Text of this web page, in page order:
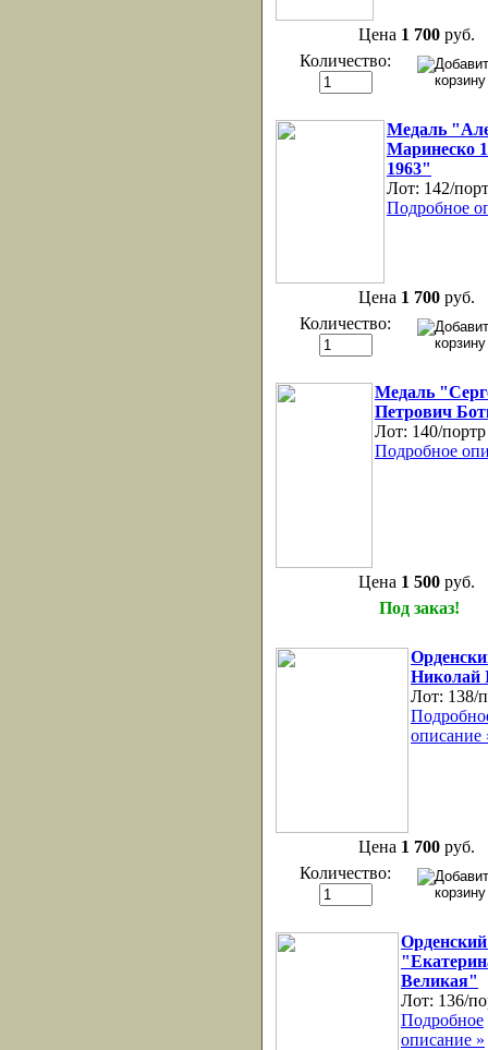
Цена 1 700 руб.
Количество:
Медаль
Маринеско
1963"
Лот: 142/порт
Подробное
Цена 1 700 руб.
Количество:
Медаль
Петрович
Лот: 140/портр
Подробное
Цена 1 500 руб.
Под заказ!
Николай
Лот: 138/
описание
Цена 1 700 руб.
Количество:
Великая"
Лот: 136/
Подробное
описание »